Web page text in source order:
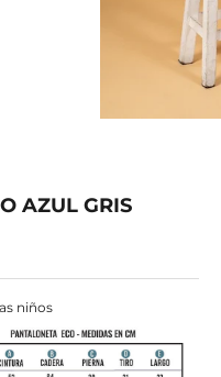
AZUL GRIS
niños